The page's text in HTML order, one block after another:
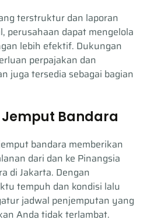
terstruktur dan laporan
perusahaan dapat mengelola
lebih efektif. Dukungan
perpajakan dan
juga tersedia sebagai bagian
Bandara
bandara memberikan
dari dan ke Pinangsia
di Jakarta. Dengan
tempuh dan kondisi lalu
jadwal penjemputan yang
Anda tidak terlambat.